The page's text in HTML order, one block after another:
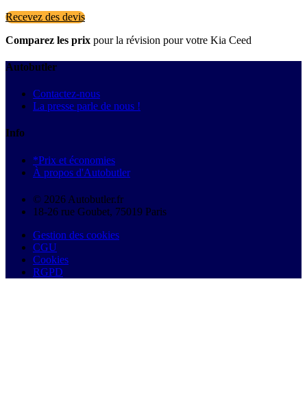
Recevez des devis
Comparez les prix pour la révision pour votre Kia Ceed
Autobutler
Contactez-nous
La presse parle de nous !
Info
*Prix et économies
À propos d'Autobutler
© 2026 Autobutler.fr
18-26 rue Goubet, 75019 Paris
Gestion des cookies
CGU
Cookies
RGPD